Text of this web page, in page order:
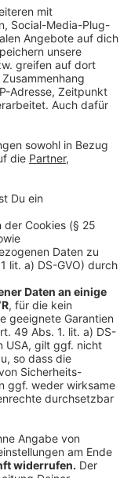
eine Nachricht
euch
Infos zu
Nachrichten nicht
Daten und
anderen
was wir euch
ihr uns eure
WhatsApp
und geben die
nicht durch die
WhatsApp bereits
verwenden eure
die Whats-App-
Rückfragen im
90,1.
für den Betrieb
Kalifornien